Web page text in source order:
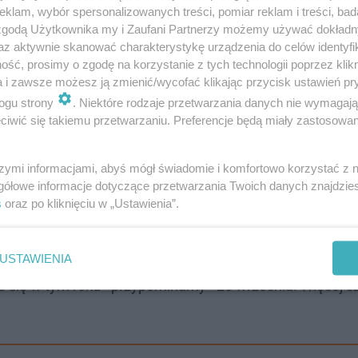
marsz nordic walking, także już teraz zapraszamy
ci którzy lubią regionalne smaki, muzykę i
Jak ktoś sobie lubi pobiegać, zapraszamy. Jak ktoś
posłuchać dobrej, takiej ludowej muzyki, też
taka swoboda, taka przestrzeń leśna, także zarówno
się w tym roku - przypominamy - 20 września. Więcej
wybór spersonalizowanych treści, pomiar reklam i treści,
Użytkownika my i Zaufani Partnerzy możemy używać
aktywnie skanować charakterystykę urządzenia do celów
prosimy o zgodę na korzystanie z tych technologii poprzez
i zawsze możesz ją zmienić/wycofać klikając przycisk ustawień
strony
. Niektóre rodzaje przetwarzania danych nie
się takiemu przetwarzaniu. Preferencje będą miały
informacjami, abyś mógł świadomie i komfortowo korzystać z
informacje dotyczące przetwarzania Twoich danych
oraz po kliknięciu w „Ustawienia”.
USTAWIENIA